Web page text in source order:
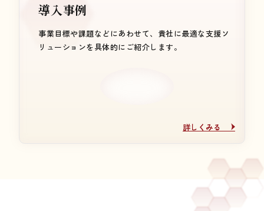
導入事例
事業目標や課題などにあわせて、貴社に最適な支援ソ
リューションを具体的にご紹介します。
詳しくみる
詳しくみる